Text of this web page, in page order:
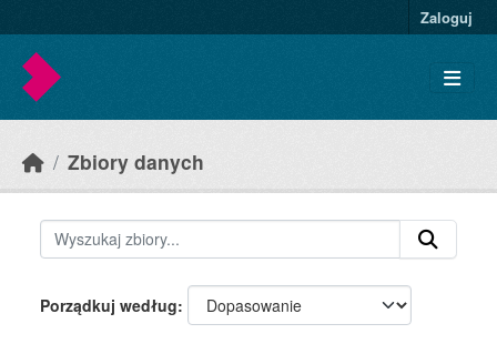
Zaloguj
Zbiory danych
Porządkuj według